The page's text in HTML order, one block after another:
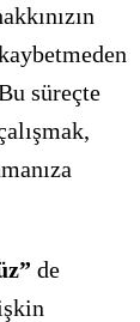
süreçte
de